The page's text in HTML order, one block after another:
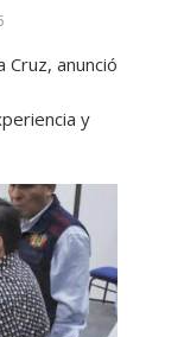
Cruz, anunció
y